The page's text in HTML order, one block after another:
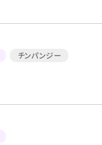
チンパンジー